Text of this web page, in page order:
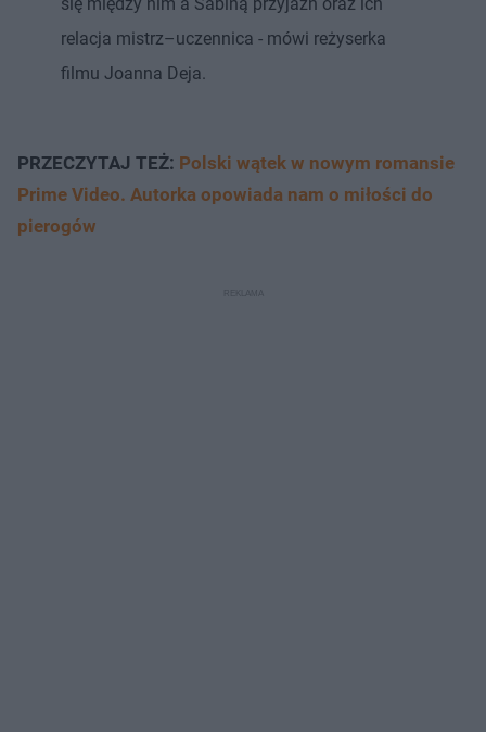
relacja mistrz–uczennica - mówi reżyserka
filmu Joanna Deja.
PRZECZYTAJ TEŻ: Polski wątek w nowym romansie
Prime Video. Autorka opowiada nam o miłości do
pierogów